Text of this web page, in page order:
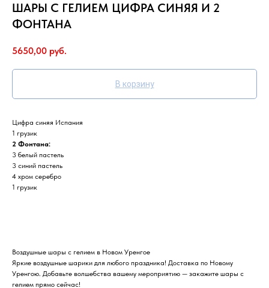
ШАРЫ С ГЕЛИЕМ ЦИФРА СИНЯЯ И 2
ФОНТАНА
5650,00 руб.
В корзину
Цифра синяя Испания
1 грузик
2 Фонтана:
3 белый пастель
3 синий пастель
4 хром серебро
1 грузик
Воздушные шары с гелием в Новом Уренгое
Яркие воздушные шарики для любого праздника! Доставка по Новому
Уренгою. Добавьте волшебства вашему мероприятию — закажите шары с
гелием прямо сейчас!